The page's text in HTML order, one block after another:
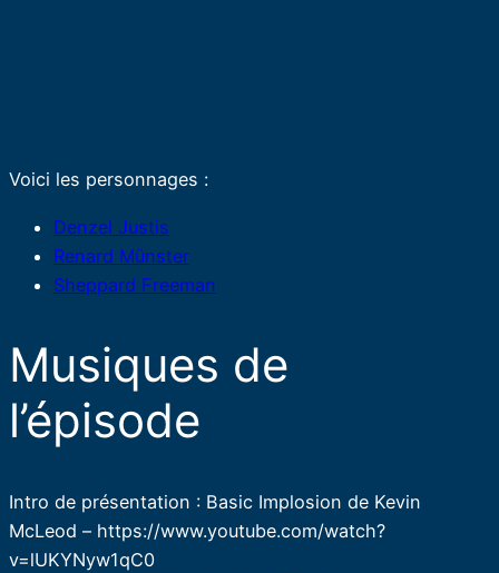
Voici les personnages :
Denzel Justis
Renard Münster
Sheppard Freeman
Musiques de
l’épisode
Intro de présentation : Basic Implosion de Kevin
McLeod – https://www.youtube.com/watch?
v=lUKYNyw1qC0